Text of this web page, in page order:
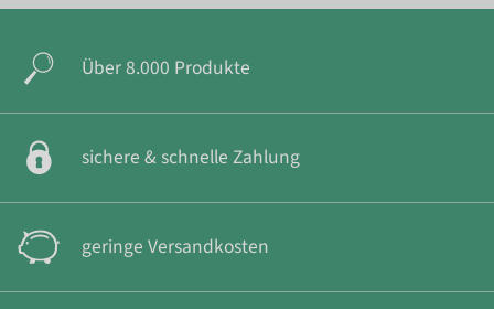
Über 8.000 Produkte
sichere & schnelle Zahlung
geringe Versandkosten